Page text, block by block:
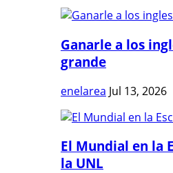
Ganarle a los
grande
enelarea Jul 13, 2026
El Mundial en la
la UNL